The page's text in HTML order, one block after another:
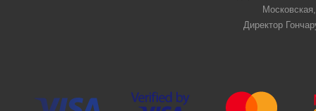
Директор